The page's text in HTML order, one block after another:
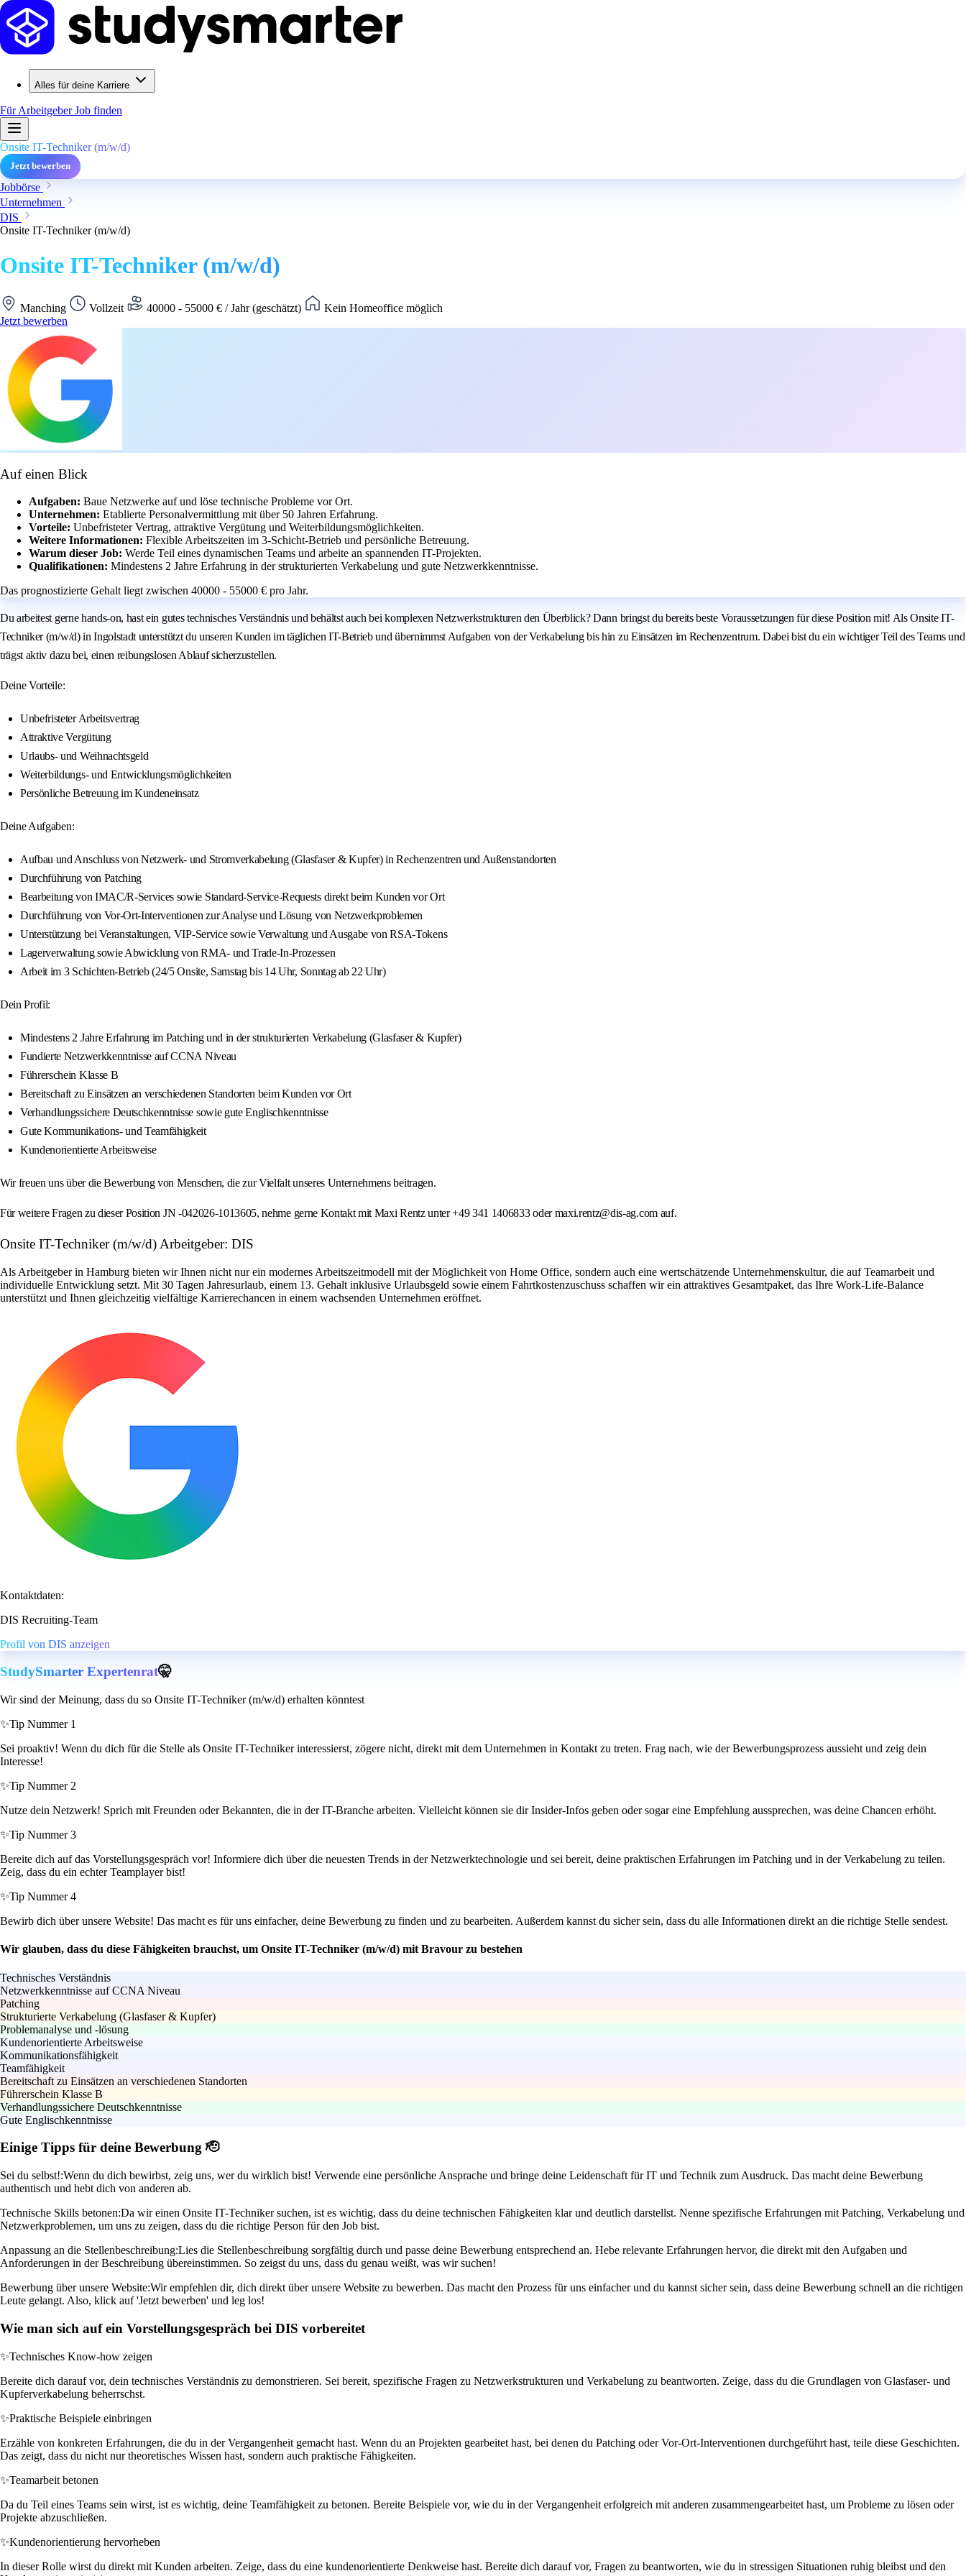
Alles für deine Karriere
Für ArbeitgeberJob finden
Onsite IT-Techniker (m/w/d)
Jetzt bewerben
Jobbörse
Unternehmen
DIS
Onsite IT-Techniker (m/w/d)
Onsite IT-Techniker (m/w/d)
Manching Vollzeit 40000 - 55000 € / Jahr (geschätzt)
Kein Homeoffice möglich
Jetzt bewerben
Auf einen Blick
Aufgaben: Baue Netzwerke auf und löse technische Probleme vor Ort.
Unternehmen: Etablierte Personalvermittlung mit über 50 Jahren Erfahrung.
Vorteile: Unbefristeter Vertrag, attraktive Vergütung und Weiterbildungsmöglichkeiten.
Weitere Informationen: Flexible Arbeitszeiten im 3-Schicht-Betrieb und persönliche Betreuung.
Warum dieser Job: Werde Teil eines dynamischen Teams und arbeite an spannenden IT-Projekten.
Qualifikationen: Mindestens 2 Jahre Erfahrung in der strukturierten Verkabelung und gute Netzwerkkenntnisse.
Das prognostizierte Gehalt liegt zwischen 40000 - 55000 € pro Jahr.
Du arbeitest gerne hands-on, hast ein gutes technisches Verständnis und behältst auch bei komplexen Netzwerkstrukturen den Überblick? Dann bringst du bereits beste Voraussetzungen für diese Position mit! Als Onsite IT-
Techniker (m/w/d) in Ingolstadt unterstützt du unseren Kunden im täglichen IT-Betrieb und übernimmst Aufgaben von der Verkabelung bis hin zu Einsätzen im Rechenzentrum. Dabei bist du ein wichtiger Teil des Teams und
trägst aktiv dazu bei, einen reibungslosen Ablauf sicherzustellen.
Deine Vorteile:
Unbefristeter Arbeitsvertrag
Attraktive Vergütung
Urlaubs- und Weihnachtsgeld
Weiterbildungs- und Entwicklungsmöglichkeiten
Persönliche Betreuung im Kundeneinsatz
Deine Aufgaben:
Aufbau und Anschluss von Netzwerk- und Stromverkabelung (Glasfaser & Kupfer) in Rechenzentren und Außenstandorten
Durchführung von Patching
Bearbeitung von IMAC/R-Services sowie Standard-Service-Requests direkt beim Kunden vor Ort
Durchführung von Vor-Ort-Interventionen zur Analyse und Lösung von Netzwerkproblemen
Unterstützung bei Veranstaltungen, VIP-Service sowie Verwaltung und Ausgabe von RSA-Tokens
Lagerverwaltung sowie Abwicklung von RMA- und Trade-In-Prozessen
Arbeit im 3 Schichten-Betrieb (24/5 Onsite, Samstag bis 14 Uhr, Sonntag ab 22 Uhr)
Dein Profil:
Mindestens 2 Jahre Erfahrung im Patching und in der strukturierten Verkabelung (Glasfaser & Kupfer)
Fundierte Netzwerkkenntnisse auf CCNA Niveau
Führerschein Klasse B
Bereitschaft zu Einsätzen an verschiedenen Standorten beim Kunden vor Ort
Verhandlungssichere Deutschkenntnisse sowie gute Englischkenntnisse
Gute Kommunikations- und Teamfähigkeit
Kundenorientierte Arbeitsweise
Wir freuen uns über die Bewerbung von Menschen, die zur Vielfalt unseres Unternehmens beitragen.
Für weitere Fragen zu dieser Position JN -042026-1013605, nehme gerne Kontakt mit Maxi Rentz unter +49 341 1406833 oder maxi.rentz@dis-ag.com auf.
Onsite IT-Techniker (m/w/d) Arbeitgeber: DIS
Als Arbeitgeber in Hamburg bieten wir Ihnen nicht nur ein modernes Arbeitszeitmodell mit der Möglichkeit von Home Office, sondern auch eine wertschätzende Unternehmenskultur, die auf Teamarbeit und
individuelle Entwicklung setzt. Mit 30 Tagen Jahresurlaub, einem 13. Gehalt inklusive Urlaubsgeld sowie einem Fahrtkostenzuschuss schaffen wir ein attraktives Gesamtpaket, das Ihre Work-Life-Balance
unterstützt und Ihnen gleichzeitig vielfältige Karrierechancen in einem wachsenden Unternehmen eröffnet.
Kontaktdaten:
DIS Recruiting-Team
Profil von DIS anzeigen
StudySmarter Expertenrat🤫
Wir sind der Meinung, dass du so Onsite IT-Techniker (m/w/d) erhalten könntest
✨Tip Nummer 1
Sei proaktiv! Wenn du dich für die Stelle als Onsite IT-Techniker interessierst, zögere nicht, direkt mit dem Unternehmen in Kontakt zu treten. Frag nach, wie der Bewerbungsprozess aussieht und zeig dein
Interesse!
✨Tip Nummer 2
Nutze dein Netzwerk! Sprich mit Freunden oder Bekannten, die in der IT-Branche arbeiten. Vielleicht können sie dir Insider-Infos geben oder sogar eine Empfehlung aussprechen, was deine Chancen erhöht.
✨Tip Nummer 3
Bereite dich auf das Vorstellungsgespräch vor! Informiere dich über die neuesten Trends in der Netzwerktechnologie und sei bereit, deine praktischen Erfahrungen im Patching und in der Verkabelung zu teilen.
Zeig, dass du ein echter Teamplayer bist!
✨Tip Nummer 4
Bewirb dich über unsere Website! Das macht es für uns einfacher, deine Bewerbung zu finden und zu bearbeiten. Außerdem kannst du sicher sein, dass du alle Informationen direkt an die richtige Stelle sendest.
Wir glauben, dass du diese Fähigkeiten brauchst, um Onsite IT-Techniker (m/w/d) mit Bravour zu bestehen
Technisches Verständnis
Netzwerkkenntnisse auf CCNA Niveau
Patching
Strukturierte Verkabelung (Glasfaser & Kupfer)
Problemanalyse und -lösung
Kundenorientierte Arbeitsweise
Kommunikationsfähigkeit
Teamfähigkeit
Bereitschaft zu Einsätzen an verschiedenen Standorten
Führerschein Klasse B
Verhandlungssichere Deutschkenntnisse
Gute Englischkenntnisse
Einige Tipps für deine Bewerbung 🫡
Sei du selbst!:Wenn du dich bewirbst, zeig uns, wer du wirklich bist! Verwende eine persönliche Ansprache und bringe deine Leidenschaft für IT und Technik zum Ausdruck. Das macht deine Bewerbung
authentisch und hebt dich von anderen ab.
Technische Skills betonen:Da wir einen Onsite IT-Techniker suchen, ist es wichtig, dass du deine technischen Fähigkeiten klar und deutlich darstellst. Nenne spezifische Erfahrungen mit Patching, Verkabelung und
Netzwerkproblemen, um uns zu zeigen, dass du die richtige Person für den Job bist.
Anpassung an die Stellenbeschreibung:Lies die Stellenbeschreibung sorgfältig durch und passe deine Bewerbung entsprechend an. Hebe relevante Erfahrungen hervor, die direkt mit den Aufgaben und
Anforderungen in der Beschreibung übereinstimmen. So zeigst du uns, dass du genau weißt, was wir suchen!
Bewerbung über unsere Website:Wir empfehlen dir, dich direkt über unsere Website zu bewerben. Das macht den Prozess für uns einfacher und du kannst sicher sein, dass deine Bewerbung schnell an die richtigen
Leute gelangt. Also, klick auf 'Jetzt bewerben' und leg los!
Wie man sich auf ein Vorstellungsgespräch bei DIS vorbereitet
✨Technisches Know-how zeigen
Bereite dich darauf vor, dein technisches Verständnis zu demonstrieren. Sei bereit, spezifische Fragen zu Netzwerkstrukturen und Verkabelung zu beantworten. Zeige, dass du die Grundlagen von Glasfaser- und
Kupferverkabelung beherrschst.
✨Praktische Beispiele einbringen
Erzähle von konkreten Erfahrungen, die du in der Vergangenheit gemacht hast. Wenn du an Projekten gearbeitet hast, bei denen du Patching oder Vor-Ort-Interventionen durchgeführt hast, teile diese Geschichten.
Das zeigt, dass du nicht nur theoretisches Wissen hast, sondern auch praktische Fähigkeiten.
✨Teamarbeit betonen
Da du Teil eines Teams sein wirst, ist es wichtig, deine Teamfähigkeit zu betonen. Bereite Beispiele vor, wie du in der Vergangenheit erfolgreich mit anderen zusammengearbeitet hast, um Probleme zu lösen oder
Projekte abzuschließen.
✨Kundenorientierung hervorheben
In dieser Rolle wirst du direkt mit Kunden arbeiten. Zeige, dass du eine kundenorientierte Denkweise hast. Bereite dich darauf vor, Fragen zu beantworten, wie du in stressigen Situationen ruhig bleibst und den